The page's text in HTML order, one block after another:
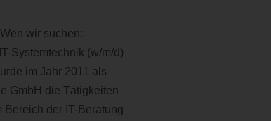
wir suchen:
Systemtechnik (w/m/d)
im Jahr 2011 als
GmbH die Tätigkeiten
der IT-Beratung